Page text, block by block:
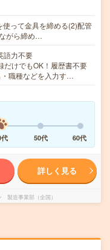
って金具を締める(2)配管
がら締め…
語力不要
けでもOK！履歴書不要
職種などを入力す…
50代 60代
詳しく見る
製造事業部（全国）